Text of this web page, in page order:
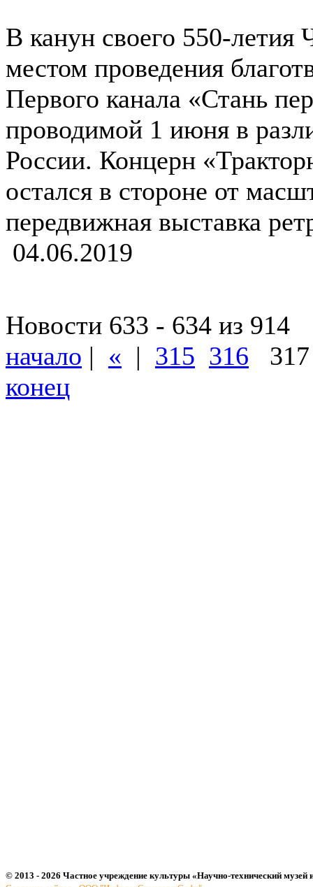
В канун своего 550-летия
местом проведения
Первого канала «Стань
проводимой 1 июня в
России. Концерн
остался в стороне от
передвижная выставка
04.06.2019
Новости 633 - 634 из 914
начало | « | 315 316
конец
© 2013 - 2026 Частное учреждение культуры «Научно-технический музей